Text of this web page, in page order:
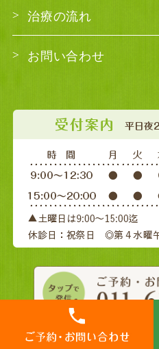
治療の流れ
お問い合わせ